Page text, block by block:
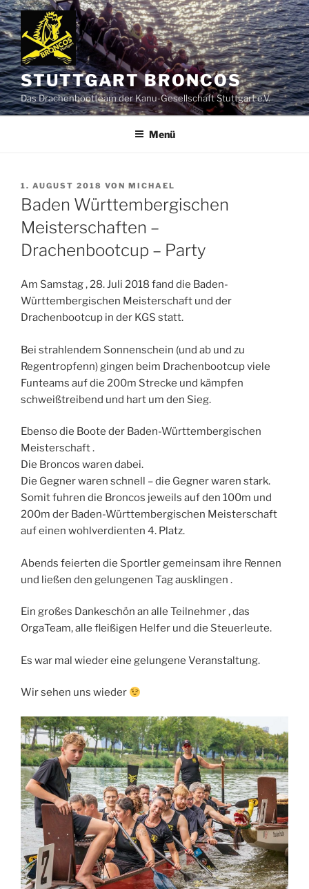
Zum
Inhalt
springen
STUTTGART BRONCOS
Das Drachenbootteam der Kanu-Gesellschaft Stuttgart e.V.
Menü
VERÖFFENTLICHT
AM
1. AUGUST 2018 VON MICHAEL
Baden Württembergischen
Meisterschaften –
Drachenbootcup – Party
Am Samstag , 28. Juli 2018 fand die Baden-
Württembergischen Meisterschaft und der
Drachenbootcup in der KGS statt.
Bei strahlendem Sonnenschein (und ab und zu
Regentropfenn) gingen beim Drachenbootcup viele
Funteams auf die 200m Strecke und kämpfen
schweißtreibend und hart um den Sieg.
Ebenso die Boote der Baden-Württembergischen
Meisterschaft .
Die Broncos waren dabei.
Die Gegner waren schnell – die Gegner waren stark.
Somit fuhren die Broncos jeweils auf den 100m und
200m der Baden-Württembergischen Meisterschaft
auf einen wohlverdienten 4. Platz.
Abends feierten die Sportler gemeinsam ihre Rennen
und ließen den gelungenen Tag ausklingen .
Ein großes Dankeschön an alle Teilnehmer , das
OrgaTeam, alle fleißigen Helfer und die Steuerleute.
Es war mal wieder eine gelungene Veranstaltung.
Wir sehen uns wieder